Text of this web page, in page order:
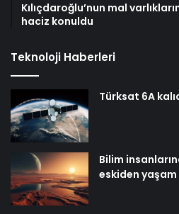
Kılıçdaroğlu’nun mal
haciz konuldu
Teknoloji Haberleri
Türksat 6A
Bilim
eskiden yaşam